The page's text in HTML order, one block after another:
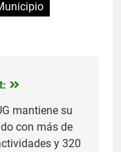
mantiene su
con más de
y 320